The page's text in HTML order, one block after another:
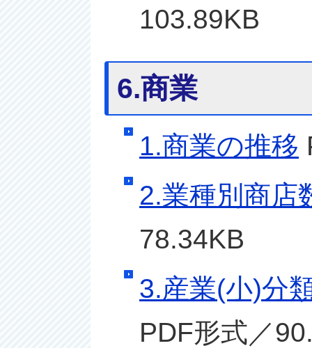
103.89KB
6.商業
1.商業の推移
2.業種別商店
78.34KB
3.産業(小)分
PDF形式／